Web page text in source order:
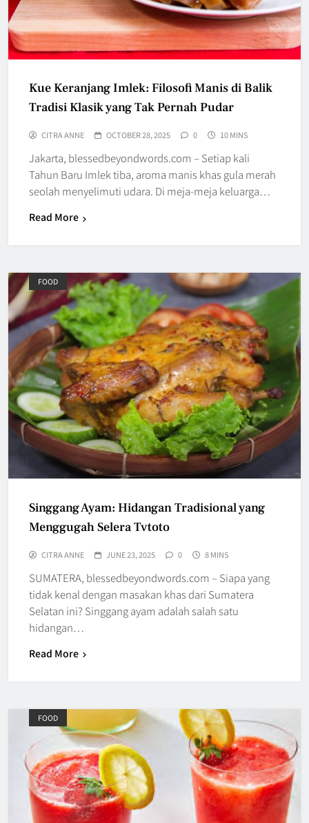
Kue Keranjang Imlek: Filosofi Manis di Balik
Tradisi Klasik yang Tak Pernah Pudar
CITRA ANNE OCTOBER 28, 2025 0 10 MINS
Jakarta, blessedbeyondwords.com – Setiap kali
Tahun Baru Imlek tiba, aroma manis khas gula merah
seolah menyelimuti udara. Di meja-meja keluarga…
Read More
FOOD
Singgang Ayam: Hidangan Tradisional yang
Menggugah Selera Tvtoto
CITRA ANNE JUNE 23, 2025 0 8 MINS
SUMATERA, blessedbeyondwords.com – Siapa yang
tidak kenal dengan masakan khas dari Sumatera
Selatan ini? Singgang ayam adalah salah satu
hidangan…
Read More
FOOD